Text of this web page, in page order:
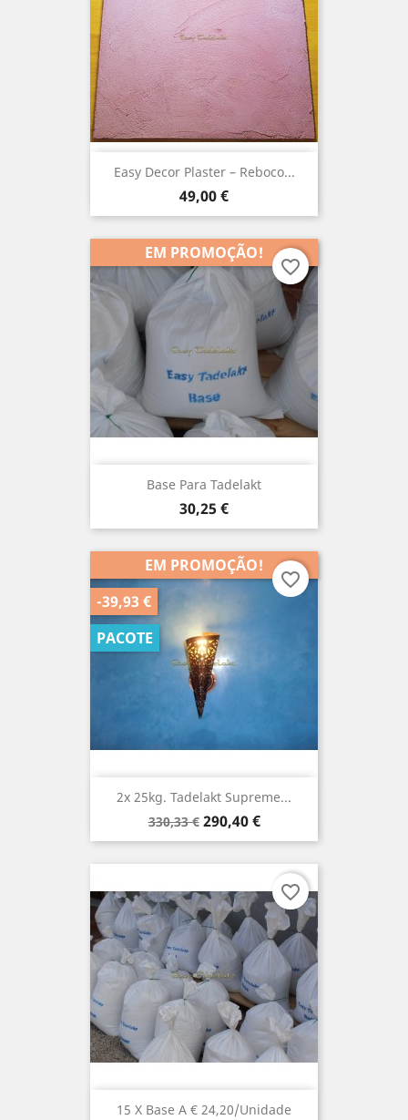
Easy Decor Plaster – Reboco...
Preço
49,00 €
Base Para Tadelakt
Preço
30,25 €
EM PROMOÇÃO!
favorite_border
2x 25kg. Tadelakt Supreme...
Preço
normal
330,33 € Preço
290,40 €
EM PROMOÇÃO!
-39,93 €
PACOTE
favorite_border
15 X Base A € 24,20/unidade
favorite_border